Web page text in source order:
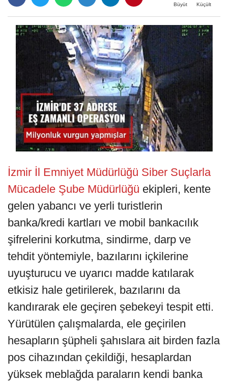
Büyüt Küçült
İzmir İl Emniyet Müdürlüğü Siber Suçlarla
Mücadele Şube Müdürlüğü ekipleri, kente
gelen yabancı ve yerli turistlerin
banka/kredi kartları ve mobil bankacılık
şifrelerini korkutma, sindirme, darp ve
tehdit yöntemiyle, bazılarını içkilerine
uyuşturucu ve uyarıcı madde katılarak
etkisiz hale getirilerek, bazılarını da
kandırarak ele geçiren şebekeyi tespit etti.
Yürütülen çalışmalarda, ele geçirilen
hesapların şüpheli şahıslara ait birden fazla
pos cihazından çekildiği, hesaplardan
yüksek meblağda paraların kendi banka